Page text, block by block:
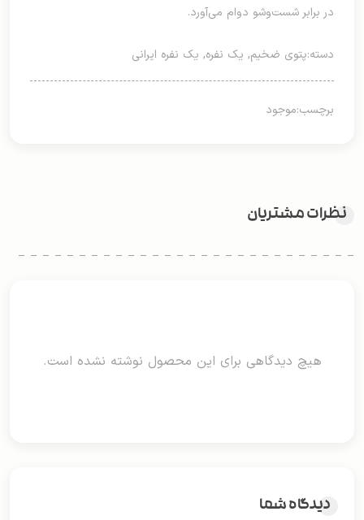
در برابر شست‌وشو دوام می‌آورد.
دسته:پتوی ضخیم, یک نفره, یک نفره ایرانی
برچسب:موجود
نظرات مشتریان
هیچ دیدگاهی برای این محصول نوشته نشده است.
دیدگاه شما